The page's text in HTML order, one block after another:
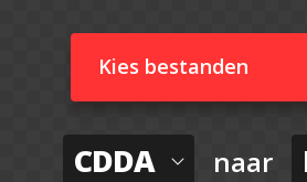
Kies bestanden
CDDA naar